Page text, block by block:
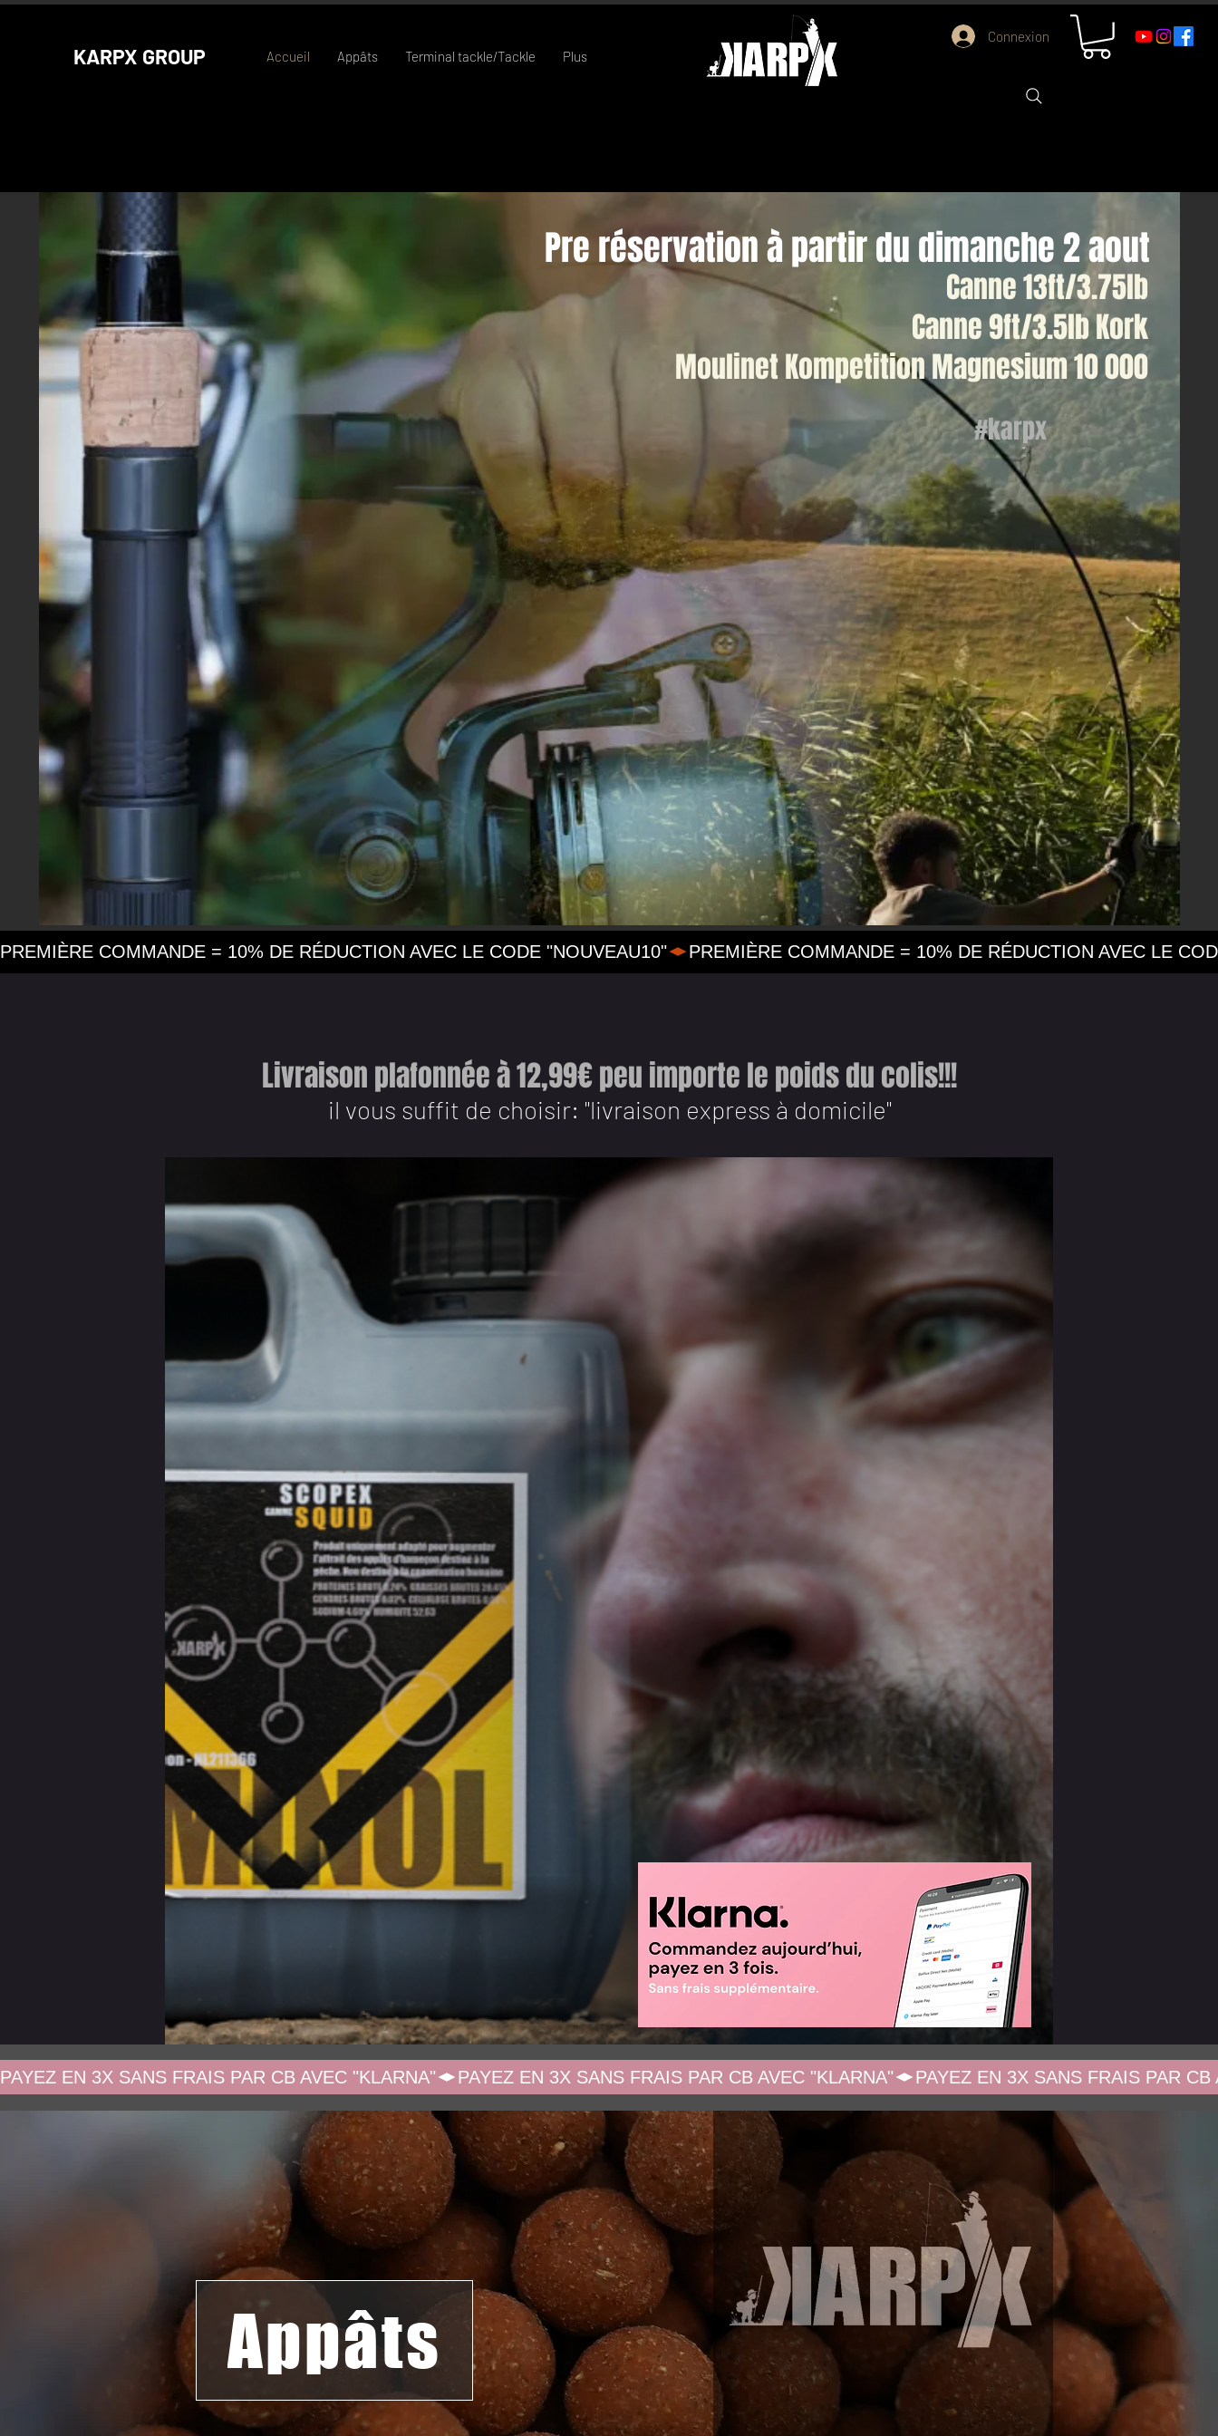
KARPX GROUP Accueil Appâts Terminal tackle/Tackle Plus
Connexion
Pre réservation à partir du dimanche 2 aout
Canne 13ft/3.75lb
Canne 9ft/3.5lb Kork
Moulinet Kompetition Magnesium 10 000
#karpx
PREMIÈRE COMMANDE = 10% DE RÉDUCTION AVEC LE CODE "NOUVEAU10"
Livraison plafonnée à 12,99€ peu importe le poids du colis!!!
il vous suffit de choisir: "livraison express à domicile"
PAYEZ EN 3X SANS FRAIS PAR CB AVEC "KLARNA"
Appâts